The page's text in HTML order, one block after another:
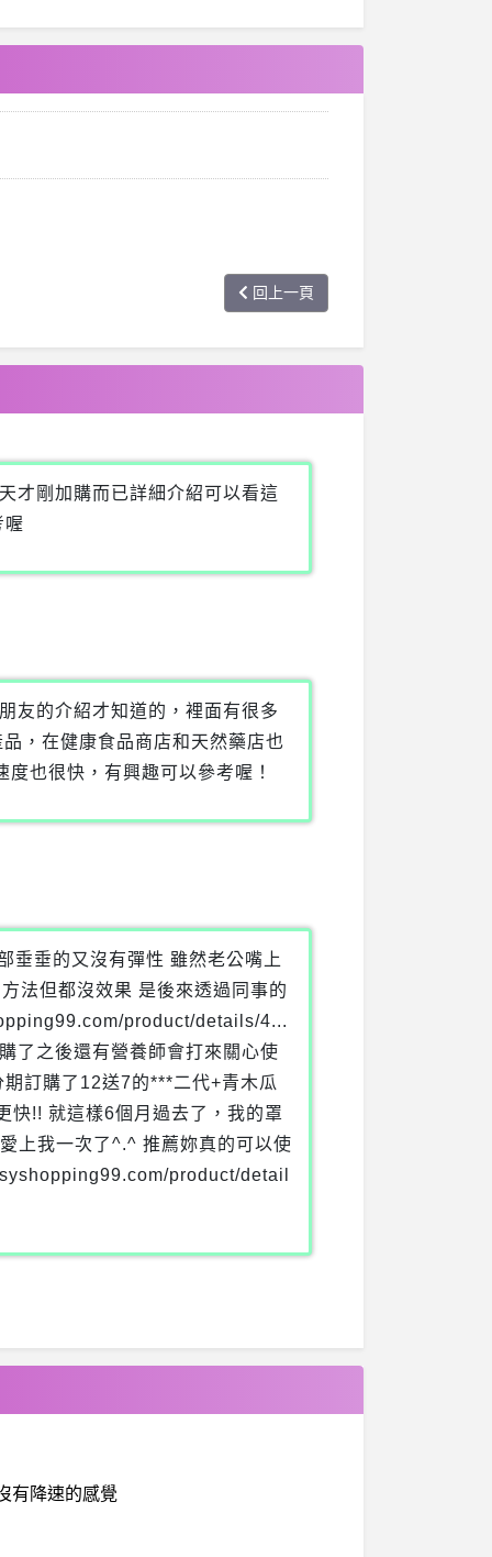
回上一頁
才剛加購而已詳細介紹可以看這
喔
友的介紹才知道的，裡面有很多
，在健康食品商店和天然藥店也
也很快，有興趣可以參考喔！
垂垂的又沒有彈性 雖然老公嘴上
法但都沒效果 是後來透過同事的
product/details/4...
了之後還有營養師會打來關心使
訂購了12送7的***二代+青木瓜
快!! 就這樣6個月過去了，我的罩
上我一次了^.^ 推薦妳真的可以使
product/detail
有降速的感覺